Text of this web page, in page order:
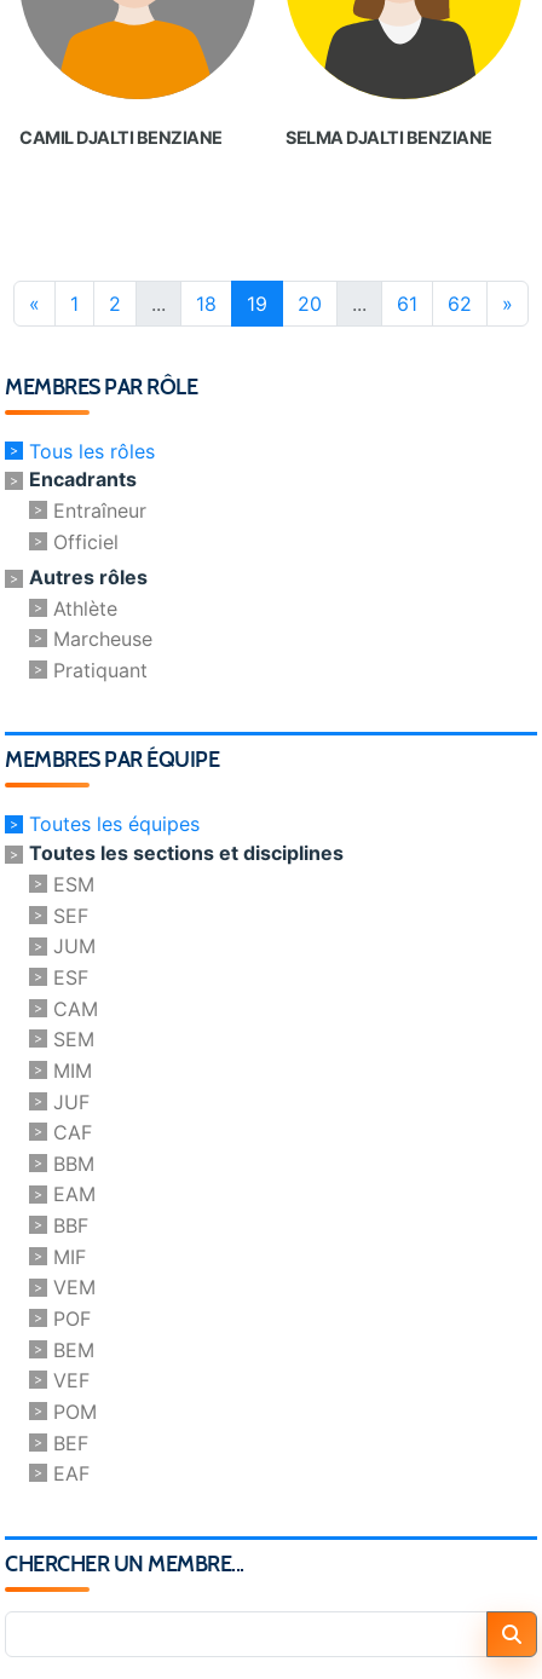
CAMIL DJALTI BENZIANE SELMA DJALTI BENZIANE
« 1 2 ... 18 19 20 ... 61 62 »
MEMBRES PAR RÔLE
Tous les rôles
Encadrants
Entraîneur
Officiel
Autres rôles
Athlète
Marcheuse
Pratiquant
MEMBRES PAR ÉQUIPE
Toutes les équipes
Toutes les sections et disciplines
ESM
SEF
JUM
ESF
CAM
SEM
MIM
JUF
CAF
BBM
EAM
BBF
MIF
VEM
POF
BEM
VEF
POM
BEF
EAF
CHERCHER UN MEMBRE...